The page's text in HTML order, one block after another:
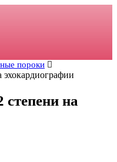
пороки
на